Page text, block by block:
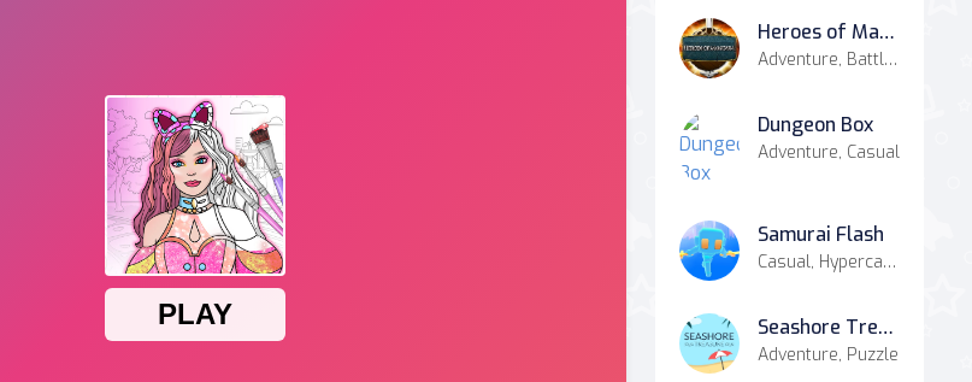
Heroes of Mangara
Adventure, Battle, Strategy
Dungeon Box
Adventure, Casual
Samurai Flash
Casual, Hypercasual, Shooter, Agility, Battle
Seashore Treasure
Adventure, Puzzle